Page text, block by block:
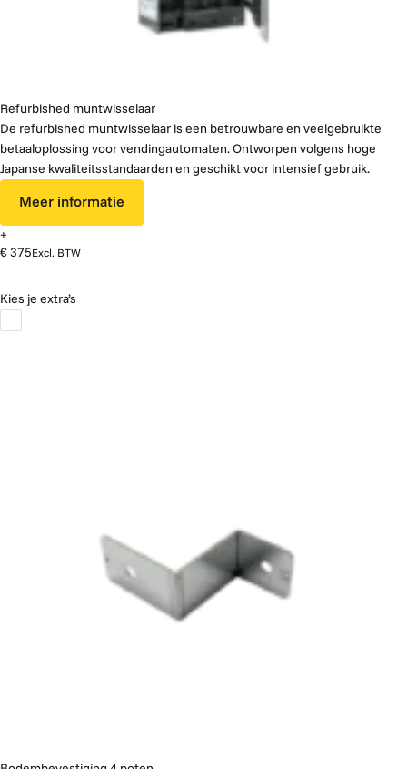
Refurbished muntwisselaar
De refurbished muntwisselaar is een betrouwbare en veelgebruikte
betaaloplossing voor vendingautomaten. Ontworpen volgens hoge
Japanse kwaliteitsstandaarden en geschikt voor intensief gebruik.
Meer informatie
+
€ 375Excl. BTW
Kies je extra’s